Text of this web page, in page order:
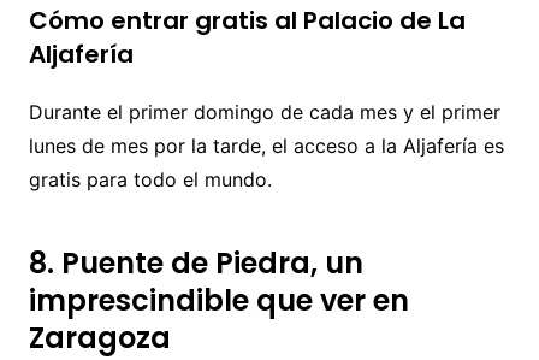
Cómo entrar gratis al Palacio de La
Aljafería
Durante el primer domingo de cada mes y el primer
lunes de mes por la tarde, el acceso a la Aljafería es
gratis para todo el mundo.
8. Puente de Piedra, un
imprescindible que ver en
Zaragoza